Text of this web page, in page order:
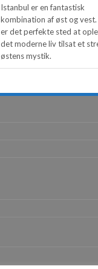
Istanbul er en fantastisk
kombination af øst og
er det perfekte sted at
det moderne liv tilsat et
østens mystik.